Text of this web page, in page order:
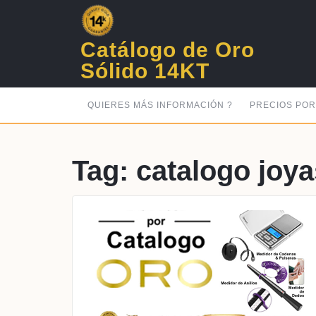
Catálogo de Oro
Sólido 14KT
QUIERES MÁS INFORMACIÓN ? PRECIOS
Tag: catalogo